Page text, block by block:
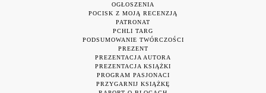
OGŁOSZENIA
POCISK Z MOJĄ RECENZJĄ
PATRONAT
PCHLI TARG
PODSUMOWANIE TWÓRCZOŚCI
PREZENT
PREZENTACJA AUTORA
PREZENTACJA KSIĄŻKI
PROGRAM PASJONACI
PRZYGARNIJ KSIĄŻKĘ